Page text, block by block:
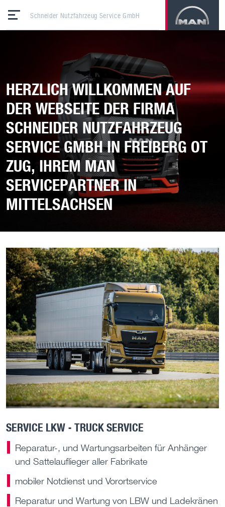
Schneider Nutzfahrzeug Service GmbH
HERZLICH WILLKOMMEN AUF
DER WEBSEITE DER FIRMA
SCHNEIDER NUTZFAHRZEUG
SERVICE GMBH IN FREIBERG OT
ZUG, IHREM MAN
SERVICEPARTNER IN
MITTELSACHSEN
SERVICE LKW - TRUCK SERVICE
Reparatur-, und Wartungsarbeiten für Anhänger
und Sattelauflieger aller Fabrikate
mobiler Notdienst und Vorortservice
Reparatur und Wartung von LBW und Ladekränen